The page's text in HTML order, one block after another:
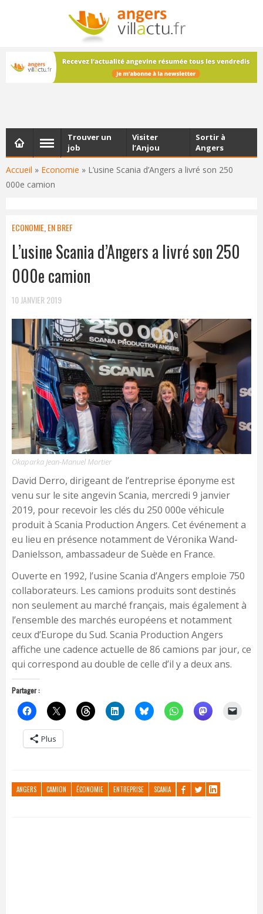
NEWSLETTER
Les dernières actualités d'Angers, chaque vendredi dans
votre boîte e-mail
Accueil » Economie » L’usine Scania d’Angers a livré son 250
000e camion
Trouver un
job
Visiter
l’Anjou
Sortir à
Angers
ECONOMIE EN BREF
L’usine Scania d’Angers a livré son 250
000e camion
10 JANVIER 2019
Okaparka Jean-Manuel Mortier
David Derro, dirigeant de l’entreprise éponyme est
venu sur le site angevin Scania, mercredi 9 janvier
2019, pour recevoir les clés du 250 000e véhicule
produit à Scania Production Angers. Cet événement a
eu lieu en présence notamment de Véronika Wand-
Danielsson, ambassadeur de Suède en France.
Ouverte en 1992, l’usine Scania d’Angers emploie 750
collaborateurs. Les camions produits sont destinés
non seulement au marché français, mais également à
l’ensemble des marchés européens et notamment
ceux d’Europe du Sud. Scania Production Angers
affiche une cadence actuelle de 86 camions par jour, ce
qui correspond au double de celle d’il y a deux ans.
Partager :
Plus
ANGERS CAMION ÉCONOMIE ENTREPRISE SCANIA